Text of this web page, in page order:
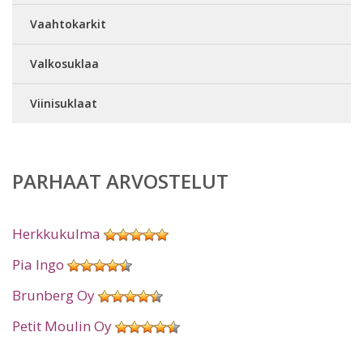
Vaahtokarkit
Valkosuklaa
Viinisuklaat
PARHAAT ARVOSTELUT
Herkkukulma
Pia Ingo
Brunberg Oy
Petit Moulin Oy